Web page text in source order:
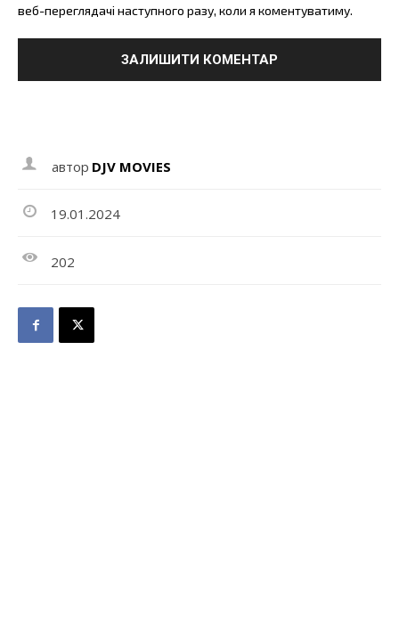
веб-переглядачі наступного разу, коли я коментуватиму.
автор DJV MOVIES
19.01.2024
202